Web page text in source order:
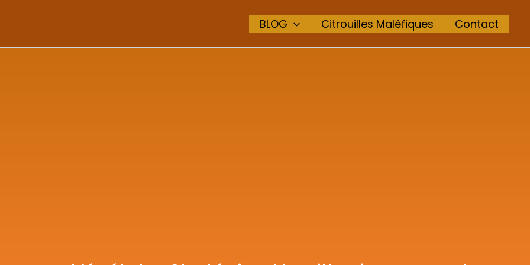
BLOG Citrouilles Maléfiques Contact